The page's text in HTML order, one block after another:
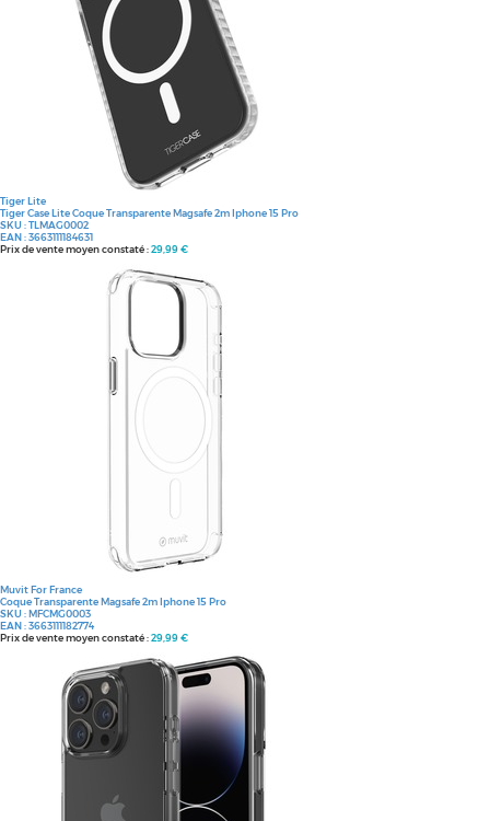
Tiger Lite
Tiger Case Lite Coque Transparente Magsafe 2m Iphone 15 Pro
SKU :TLMAG0002
EAN :3663111184631
Prix de vente moyen constaté :29,99 €
Muvit For France
Coque Transparente Magsafe 2m Iphone 15 Pro
SKU :MFCMG0003
EAN :3663111182774
Prix de vente moyen constaté :29,99 €